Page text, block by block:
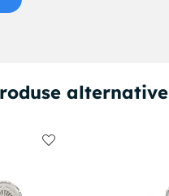
alternative